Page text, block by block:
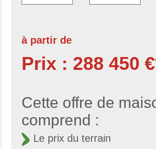
à partir de
Prix : 288 450
Cette offre de
comprend :
Le prix du terrain